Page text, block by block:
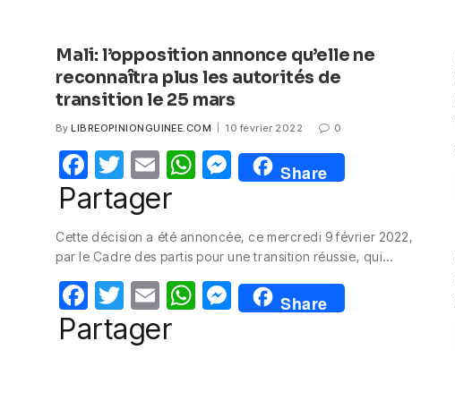
Mali: l’opposition annonce qu’elle ne
reconnaîtra plus les autorités de
transition le 25 mars
By LIBREOPINIONGUINEE.COM 10 février 2022 0
F
a
e
b
o
o
T
w
itt
er
E
m
W
s
A
p
M
e
e
n
g
Share
Partager
Cette décision a été annoncée, ce mercredi 9 février 2022,
par le Cadre des partis pour une transition réussie, qui…
F
a
T
w
itt
E
m
W M
e
Share
Partager